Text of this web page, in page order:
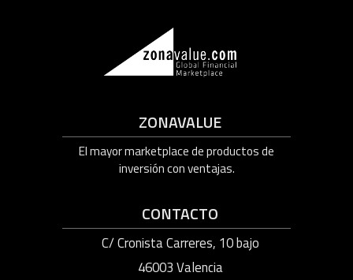
ZONAVALUE
El mayor marketplace de productos de
inversión con ventajas.
CONTACTO
C/ Cronista Carreres, 10 bajo
46003 Valencia